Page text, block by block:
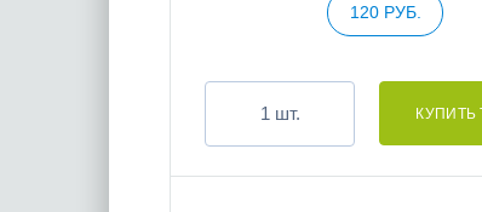
120 РУБ.
шт.